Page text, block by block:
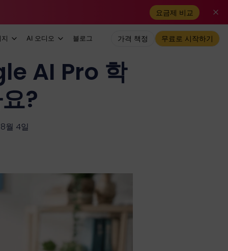
요금제 비교
AI 오디오 블로그 가격 책정 무료로 시작하기
AI Pro 학
?
월 4일